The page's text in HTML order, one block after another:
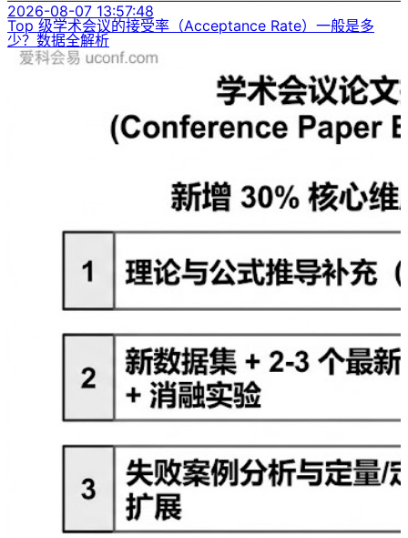
2026-08-07 13:57:48
Top 级学术会议的接受率（Acceptance Rate）一般是多
少？数据全解析